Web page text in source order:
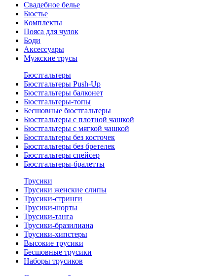
Свадебное белье
Бюстье
Комплекты
Пояса для чулок
Боди
Аксессуары
Мужские трусы
Бюстгальтеры
Бюстгальтеры Push-Up
Бюстгальтеры балконет
Бюстгальтеры-топы
Бесшовные бюстгальтеры
Бюстгальтеры с плотной чашкой
Бюстгальтеры с мягкой чашкой
Бюстгальтеры без косточек
Бюстгальтеры без бретелек
Бюстгальтеры спейсер
Бюстгальтеры-бралетты
Трусики
Трусики женские слипы
Трусики-стринги
Трусики-шорты
Трусики-танга
Трусики-бразилиана
Трусики-хипстеры
Высокие трусики
Бесшовные трусики
Наборы трусиков